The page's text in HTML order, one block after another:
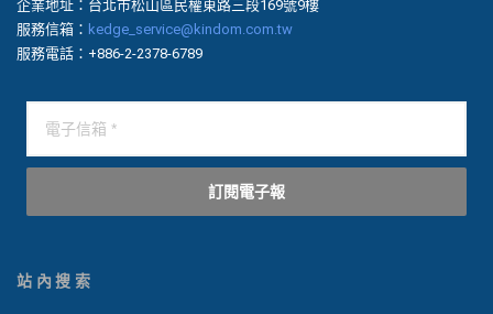
企業地址：台北市松山區民權東路三段169號9樓
服務信箱： kedge_service@kindom.com.tw
服務電話：+886-2-2378-6789
訂閱電子報
站內搜索